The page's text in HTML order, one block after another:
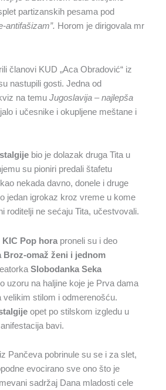
partizanskih pesama pod
antifašizam”. Horom je dirigovala mr
članovi KUD „Aca Obradović“ iz
nastupili gosti. Jedna od
na temu Jugoslavija – najlepša
i učesnike i okupljene meštane i
bio je dolazak druga Tita u
su pioniri predali štafetu
nekada davno, donele i druge
jedan igrokaz kroz vreme u kome
roditelji ne sećaju Tita, učestvovali.
KIC Pop hora proneli su i deo
Broz-omaž ženi i jednom
Slobodanka Seka
uzoru na haljine koje je Prva dama
velikim stilom i odmerenošću.
opet po stilskom izgledu u
bavi.
Pančeva pobrinule su se i za slet,
evocirano sve ono što je
sadržaj Dana mladosti cele